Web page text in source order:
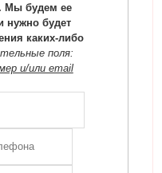
Мы будем ее
нужно будет
каких-либо
поля:
и/или email